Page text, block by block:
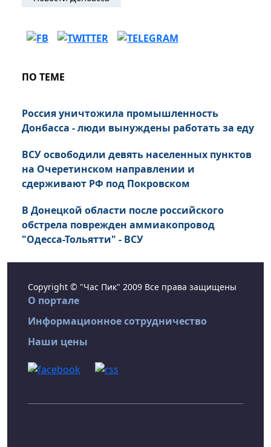
ПО ТЕМЕ
Россия уничтожила промышленность
Донбасса - люди вынуждены работать за еду
ВСУ освободили девять населенных пунктов
на Очеретинском направлении и
сдерживают РФ под Покровском
В Донецкой области после российского
обстрела поврежден аммиакопровод
"Одесса-Тольятти" - ВСУ
Copyright © "Час Пик" 2009 Все права защищены
О портале
Информационное сотрудничество
Наши цены